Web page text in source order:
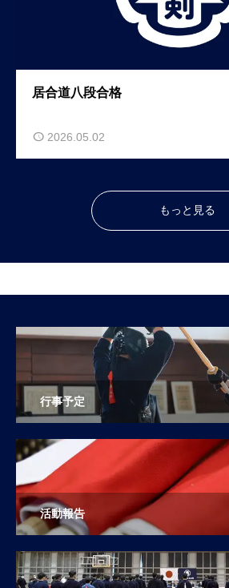
居合道八段合格
2026.05.02
もっと見る
行事予定
活動報告